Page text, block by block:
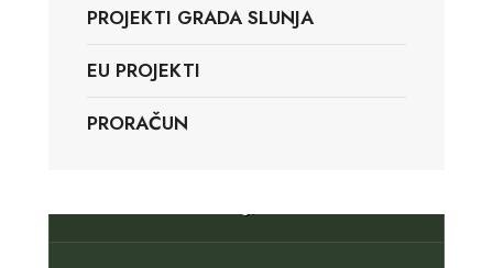
PROJEKTI GRADA SLUNJA
EU PROJEKTI
PRORAČUN